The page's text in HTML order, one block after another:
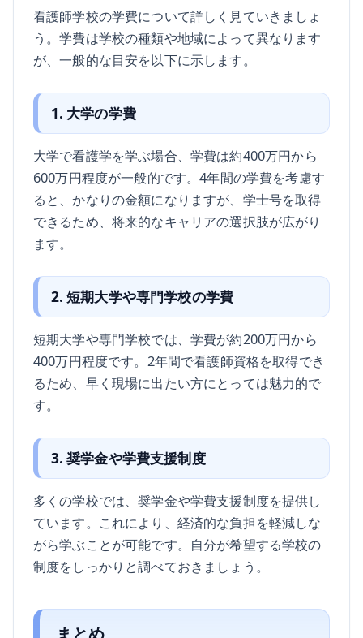
看護師学校の学費について詳しく見ていきましょ
う。学費は学校の種類や地域によって異なります
が、一般的な目安を以下に示します。
1. 大学の学費
大学で看護学を学ぶ場合、学費は約400万円から
600万円程度が一般的です。4年間の学費を考慮す
ると、かなりの金額になりますが、学士号を取得
できるため、将来的なキャリアの選択肢が広がり
ます。
2. 短期大学や専門学校の学費
短期大学や専門学校では、学費が約200万円から
400万円程度です。2年間で看護師資格を取得でき
るため、早く現場に出たい方にとっては魅力的で
す。
3. 奨学金や学費支援制度
多くの学校では、奨学金や学費支援制度を提供し
ています。これにより、経済的な負担を軽減しな
がら学ぶことが可能です。自分が希望する学校の
制度をしっかりと調べておきましょう。